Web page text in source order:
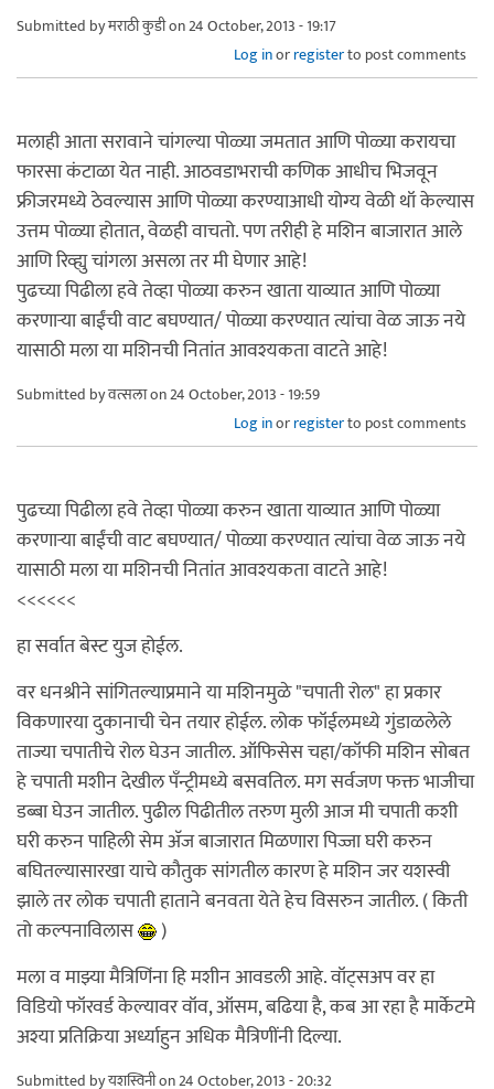
Submitted byमराठी कुडीon 24 October, 2013 - 19:17
Log inorregisterto post comments
मलाही आता सरावाने चांगल्या पोळ्या जमतात आणि पोळ्या करायचा
फारसा कंटाळा येत नाही. आठवडाभराची कणिक आधीच भिजवून
फ्रीजरमध्ये ठेवल्यास आणि पोळ्या करण्याआधी योग्य वेळी थॉ केल्यास
उत्तम पोळ्या होतात, वेळही वाचतो. पण तरीही हे मशिन बाजारात आले
आणि रिव्ह्यु चांगला असला तर मी घेणार आहे!
पुढच्या पिढीला हवे तेव्हा पोळ्या करुन खाता याव्यात आणि पोळ्या
करणार्‍या बाईंची वाट बघण्यात/ पोळ्या करण्यात त्यांचा वेळ जाऊ नये
यासाठी मला या मशिनची नितांत आवश्यकता वाटते आहे!
Submitted byवत्सलाon 24 October, 2013 - 19:59
Log inorregisterto post comments
पुढच्या पिढीला हवे तेव्हा पोळ्या करुन खाता याव्यात आणि पोळ्या
करणार्‍या बाईंची वाट बघण्यात/ पोळ्या करण्यात त्यांचा वेळ जाऊ नये
यासाठी मला या मशिनची नितांत आवश्यकता वाटते आहे!
<<<<<<
हा सर्वात बेस्ट युज होईल.
वर धनश्रीने सांगितल्याप्रमाने या मशिनमुळे "चपाती रोल" हा प्रकार
विकणारया दुकानाची चेन तयार होईल. लोक फॉईलमध्ये गुंडाळलेले
ताज्या चपातीचे रोल घेउन जातील. ऑफिसेस चहा/कॉफी मशिन सोबत
हे चपाती मशीन देखील पॅंन्ट्रीमध्ये बसवतिल. मग सर्वजण फक्त भाजीचा
डब्बा घेउन जातील. पुढील पिढीतील तरुण मुली आज मी चपाती कशी
घरी करुन पाहिली सेम अ‍ॅज बाजारात मिळणारा पिज्जा घरी करुन
बघितल्यासारखा याचे कौतुक सांगतील कारण हे मशिन जर यशस्वी
झाले तर लोक चपाती हाताने बनवता येते हेच विसरुन जातील. ( किती
तो कल्पनाविलास
)
मला व माझ्या मैत्रिणिंना हि मशीन आवडली आहे. वॉट्सअप वर हा
विडियो फॉरवर्ड केल्यावर वॉव, ऑसम, बढिया है, कब आ रहा है मार्केटमे
अश्या प्रतिक्रिया अर्ध्याहुन अधिक मैत्रिणींनी दिल्या.
Submitted byयशस्विनीon 24 October, 2013 - 20:32